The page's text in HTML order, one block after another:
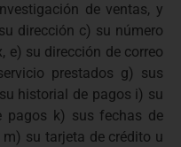
de ventas, y
dirección c) su número
e) su dirección de correo
prestados g) sus
historial de pagos i) su
k) sus fechas de
su tarjeta de crédito u